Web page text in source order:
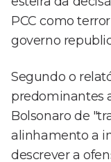
PCC como
governo
Segundo o
predominantes
Bolsonaro de
alinhamento a
descrever a